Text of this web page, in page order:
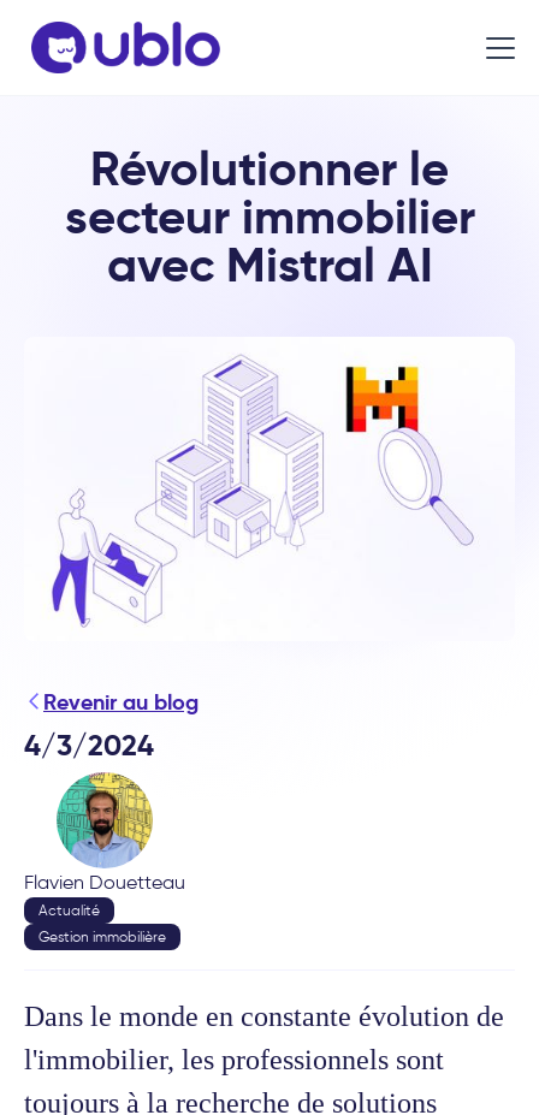
Révolutionner le
secteur immobilier
avec Mistral AI
Revenir au blog
4/3/2024
Flavien Douetteau
Actualité
Gestion immobilière
Dans le monde en constante évolution de
l'immobilier, les professionnels sont
toujours à la recherche de solutions